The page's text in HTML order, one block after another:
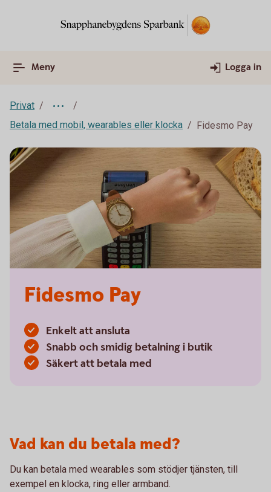
Meny Logga in
Privat
Betala med mobil, wearables eller klocka
Fidesmo Pay
Fidesmo Pay
Enkelt att ansluta
Snabb och smidig betalning i butik
Säkert att betala med
Vad kan du betala med?
Du kan betala med wearables som stödjer tjänsten, till
exempel en klocka, ring eller armband.